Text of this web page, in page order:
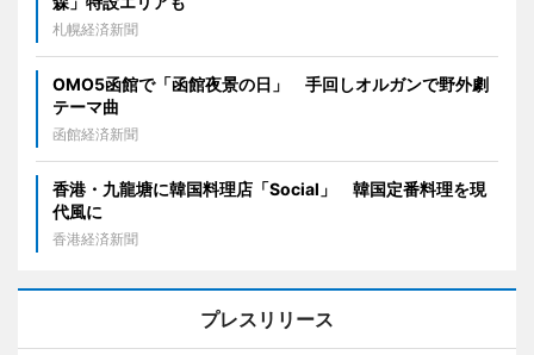
札幌経済新聞
OMO5函館で「函館夜景の日」 手回しオルガンで野外劇
テーマ曲
函館経済新聞
香港・九龍塘に韓国料理店「Social」 韓国定番料理を現
代風に
香港経済新聞
プレスリリース